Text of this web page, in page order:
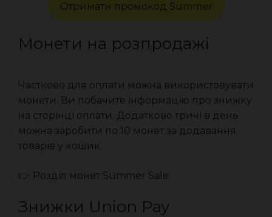
Отримати промокод Summer
Монети на розпродажі
Частково для оплати можна використовувати
монети. Ви побачите інформацію про знижку
на сторінці оплати. Додатково тричі в день
можна заробити по 10 монет за додавання
товарів у кошик.
👉 Розділ монет Summer Sale
Знижки Union Pay